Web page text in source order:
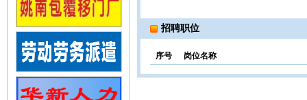
招聘职位
序号 岗位名称